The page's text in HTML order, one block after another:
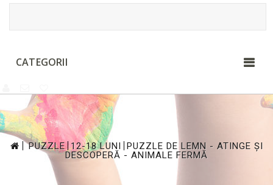
CATEGORII
>
PUZZLE 12-18 LUNI
PUZZLE DE LEMN - ATINGE ȘI
DESCOPERĂ - ANIMALE FERMĂ